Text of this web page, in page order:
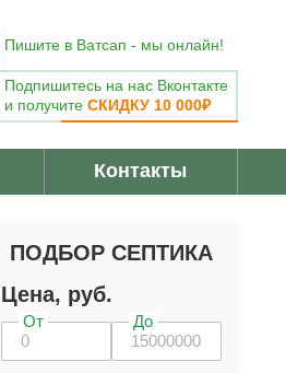
Пишите в Ватсап - мы онлайн!
Подпишитесь на нас Вконтакте
и получите СКИДКУ 10 000₽
Контакты
ПОДБОР СЕПТИКА
Цена, руб.
От До